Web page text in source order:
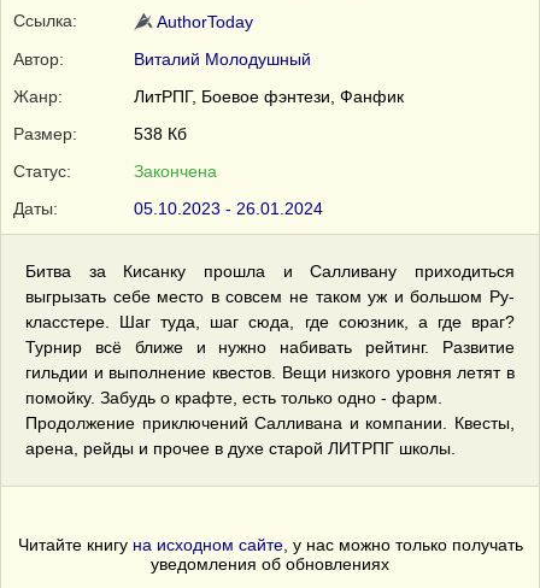
Ссылка:
AuthorToday
Автор:
Виталий Молодушный
Жанр:
ЛитРПГ, Боевое фэнтези, Фанфик
Размер:
538 Кб
Статус:
Закончена
Даты:
05.10.2023 - 26.01.2024
Битва за Кисанку прошла и Салливану приходиться
выгрызать себе место в совсем не таком уж и большом Ру-
класстере. Шаг туда, шаг сюда, где союзник, а где враг?
Турнир всё ближе и нужно набивать рейтинг. Развитие
гильдии и выполнение квестов. Вещи низкого уровня летят в
помойку. Забудь о крафте, есть только одно - фарм.
Продолжение приключений Салливана и компании. Квесты,
арена, рейды и прочее в духе старой ЛИТРПГ школы.
Читайте книгу на исходном сайте, у нас можно только получать
уведомления об обновлениях